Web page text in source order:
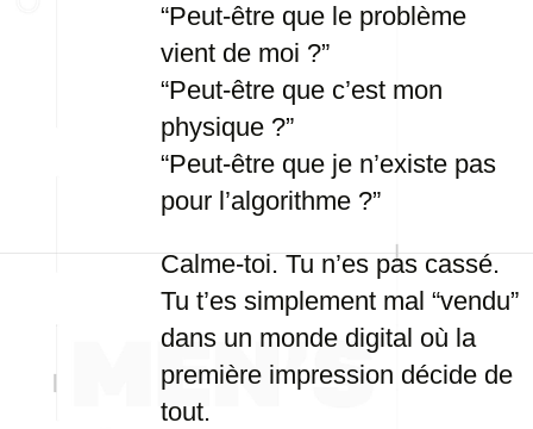
“Peut-être que le problème
vient de moi ?”
“Peut-être que c’est mon
physique ?”
“Peut-être que je n’existe pas
pour l’algorithme ?”
Calme-toi. Tu n’es pas cassé.
Tu t’es simplement mal “vendu”
dans un monde digital où la
première impression décide de
tout.